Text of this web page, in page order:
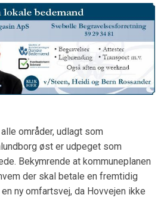
områder, udlagt som
øst er udpeget som
Bekymrende at kommuneplanen
der skal betale en fremtidig
ny omfartsvej, da Hovvejen ikke